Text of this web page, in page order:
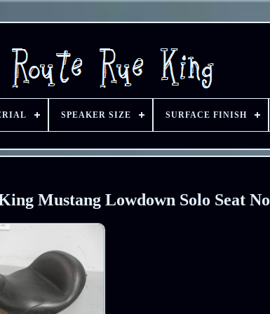
SPEAKER SIZE SURFACE FINISH
Mustang Lowdown Solo Seat